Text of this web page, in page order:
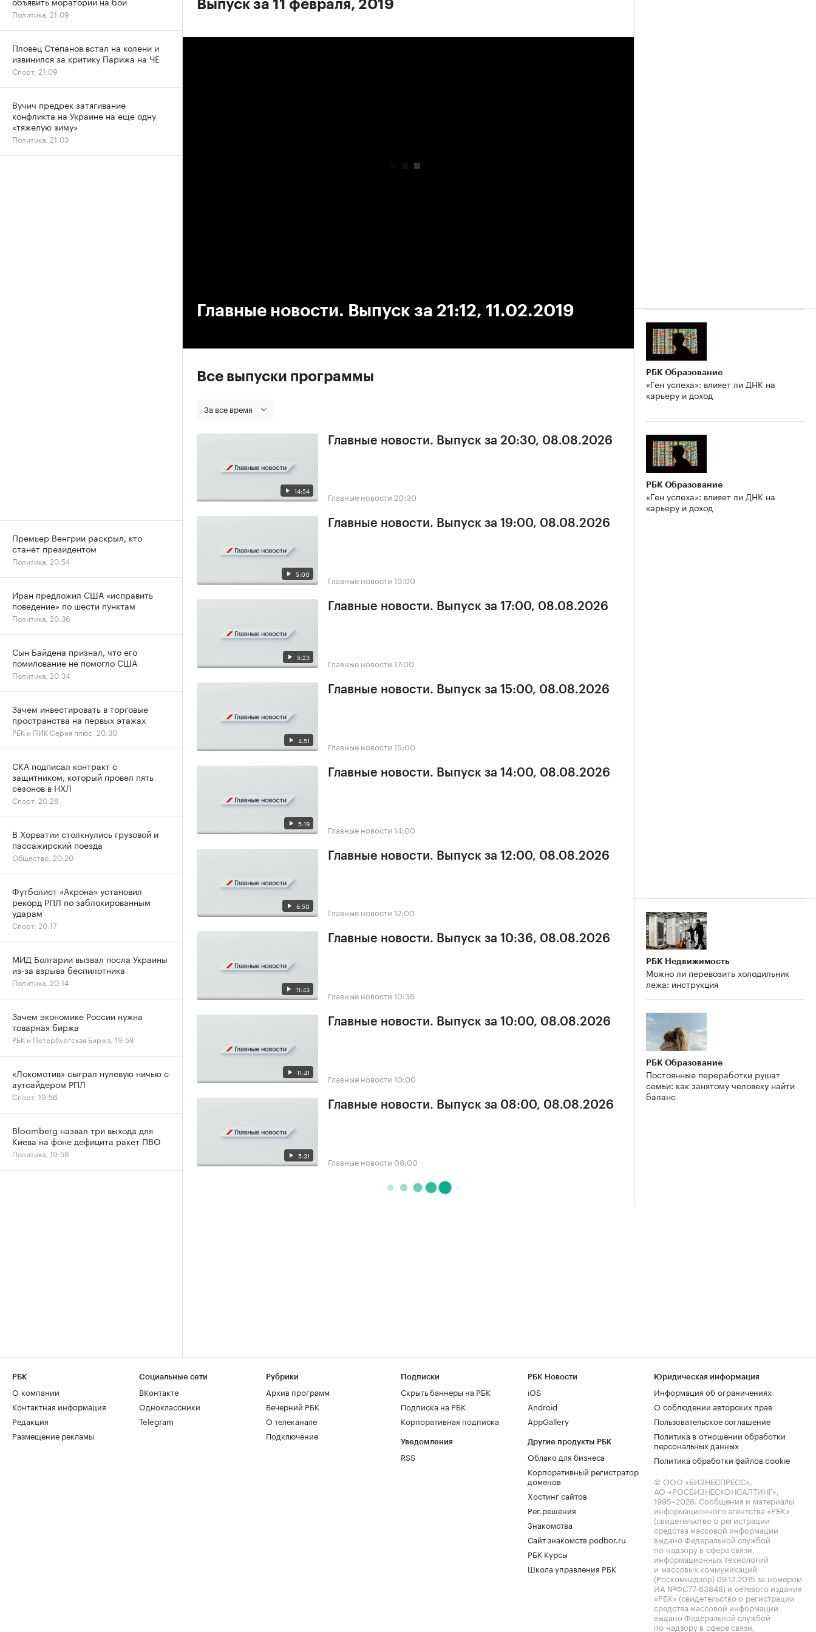
Выпуск за 11 февраля, 2019
Главные новости. Выпуск за 21:12, 11.02.2019
Все выпуски программы
За все время
14:54
Главные новости. Выпуск за 20:30, 08.08.2026
Главные новости 20:30
5:00
Главные новости. Выпуск за 19:00, 08.08.2026
Главные новости 19:00
5:23
Главные новости. Выпуск за 17:00, 08.08.2026
Главные новости 17:00
4:51
Главные новости. Выпуск за 15:00, 08.08.2026
Главные новости 15:00
5:19
Главные новости. Выпуск за 14:00, 08.08.2026
Главные новости 14:00
6:50
Главные новости. Выпуск за 12:00, 08.08.2026
Главные новости 12:00
11:43
Главные новости. Выпуск за 10:36, 08.08.2026
Главные новости 10:36
11:41
Главные новости. Выпуск за 10:00, 08.08.2026
Главные новости 10:00
5:31
Главные новости. Выпуск за 08:00, 08.08.2026
Главные новости 08:00
РБК Образование
«Ген успеха»: влияет ли ДНК на
карьеру и доход
РБК Образование
«Ген успеха»: влияет ли ДНК на
карьеру и доход
РБК Недвижимость
Можно ли перевозить холодильник
лежа: инструкция
РБК Образование
Постоянные переработки рушат
семьи: как занятому человеку найти
баланс
Политика, 21:09
Пловец Степанов встал на колени и
извинился за критику Парижа на ЧЕ
Спорт, 21:09
Вучич предрек затягивание
конфликта на Украине на еще одну
«тяжелую зиму»
Политика, 21:03
Премьер Венгрии раскрыл, кто
станет президентом
Политика, 20:54
Иран предложил США «исправить
поведение» по шести пунктам
Политика, 20:36
Сын Байдена признал, что его
помилование не помогло США
Политика, 20:34
Зачем инвестировать в торговые
пространства на первых этажах
РБК и ПИК Серия плюс, 20:30
СКА подписал контракт с
защитником, который провел пять
сезонов в НХЛ
Спорт, 20:28
В Хорватии столкнулись грузовой и
пассажирский поезда
Общество, 20:20
Футболист «Акрона» установил
рекорд РПЛ по заблокированным
ударам
Спорт, 20:17
МИД Болгарии вызвал посла Украины
из-за взрыва беспилотника
Политика, 20:14
Зачем экономике России нужна
товарная биржа
РБК и Петербургская Биржа, 19:58
«Локомотив» сыграл нулевую ничью с
аутсайдером РПЛ
Спорт, 19:56
Bloomberg назвал три выхода для
Киева на фоне дефицита ракет ПВО
Политика, 19:56
РБК
О компании
Контактная информация
Редакция
Размещение рекламы
Социальные сети
ВКонтакте
Одноклассники
Telegram
Рубрики
Архив программ
Вечерний РБК
О телеканале
Подключение
Подписки
Скрыть баннеры на РБК
Подписка на РБК
Корпоративная подписка
Уведомления
RSS
РБК Новости
iOS
Android
AppGallery
Другие продукты РБК
Облако для бизнеса
Корпоративный регистратор
доменов
Хостинг сайтов
Рег.решения
Знакомства
Сайт знакомств podbor.ru
РБК Курсы
Школа управления РБК
Юридическая информация
Информация об ограничениях
О соблюдении авторских прав
Пользовательское соглашение
Политика в отношении обработки
персональных данных
Политика обработки файлов cookie
© ООО «БИЗНЕСПРЕСС»,
АО «РОСБИЗНЕСКОНСАЛТИНГ»,
1995–2026. Сообщения и материалы
информационного агентства «РБК»
(свидетельство о регистрации
средства массовой информации
выдано Федеральной службой
по надзору в сфере связи,
информационных технологий
и массовых коммуникаций
(Роскомнадзор) 09.12.2015 за номером
ИА №ФС77-63848) и сетевого издания
«РБК» (свидетельство о регистрации
средства массовой информации
выдано Федеральной службой
по надзору в сфере связи,